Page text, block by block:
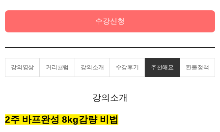
수강신청
강의영상 커리큘럼 강의소개 수강후기 추천해요 환불정책
강의소개
2주 바프완성 8kg감량 비법